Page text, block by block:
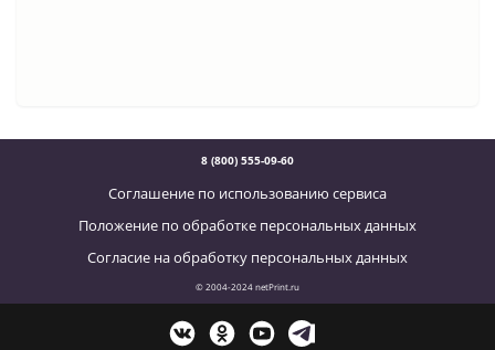
8 (800) 555-09-60
Соглашение по использованию сервиса
Положение по обработке персональных данных
Согласие на обработку персональных данных
© 2004-2024 netPrint.ru